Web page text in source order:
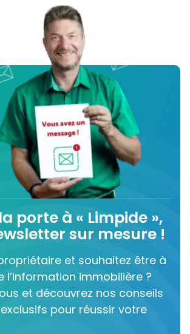
porte à « Limpide »,
sur mesure !
et souhaitez être à
l’information immobilière ?
et découvrez nos conseils
pour réussir votre